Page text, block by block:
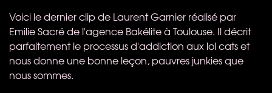
Voici le dernier clip de Laurent Garnier réalisé par
Emilie Sacré de l'agence Bakélite à Toulouse. Il décrit
parfaitement le processus d'addiction aux lol cats et
nous donne une bonne leçon, pauvres junkies que
nous sommes.